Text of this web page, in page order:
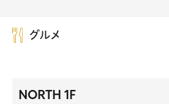
グルメ
NORTH 1F